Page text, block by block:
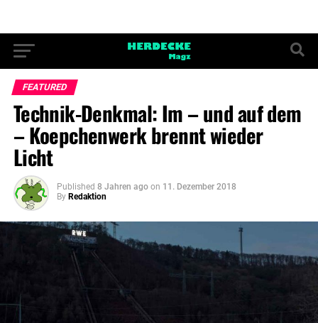
FEATURED
Technik-Denkmal: Im – und auf dem
– Koepchenwerk brennt wieder
Licht
Published 8 Jahren ago on 11. Dezember 2018
By Redaktion